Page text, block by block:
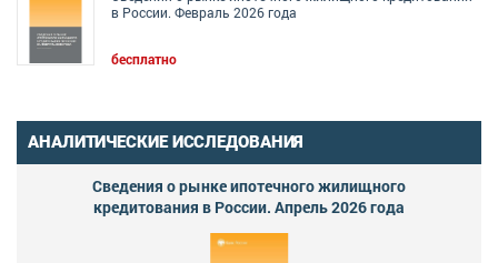
в России. Февраль 2026 года
бесплатно
АНАЛИТИЧЕСКИЕ ИССЛЕДОВАНИЯ
Сведения о рынке ипотечного жилищного
кредитования в России. Апрель 2026 года